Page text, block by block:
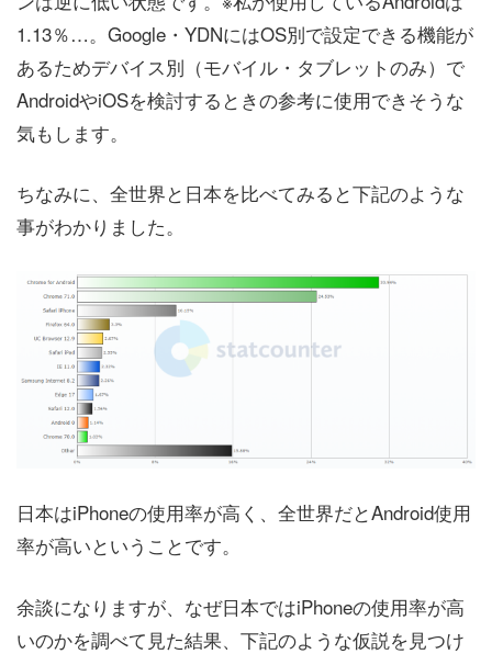
1.13％…。Google・YDNにはOS別で設定できる機能が
あるためデバイス別（モバイル・タブレットのみ）で
AndroidやiOSを検討するときの参考に使用できそうな
気もします。
ちなみに、全世界と日本を比べてみると下記のような
事がわかりました。
日本はiPhoneの使用率が高く、全世界だとAndroid使用
率が高いということです。
余談になりますが、なぜ日本ではiPhoneの使用率が高
いのかを調べて見た結果、下記のような仮説を見つけ